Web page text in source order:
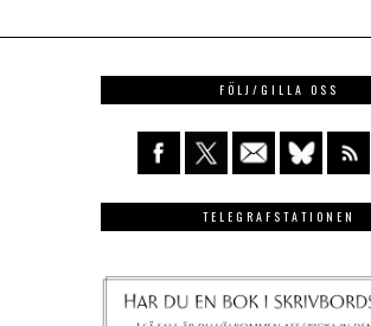
FÖLJ/GILLA OSS
TELEGRAFSTATIONEN